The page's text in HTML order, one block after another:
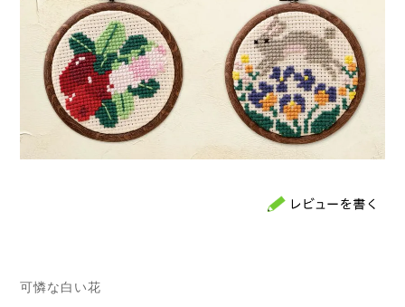
可憐な白い花